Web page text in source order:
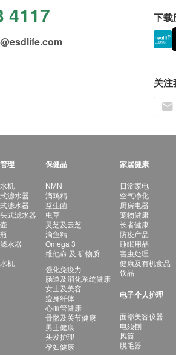
4117 下载
关注
理
机
滤水器
滤水器
式滤水器
水器
机
保健品
NMN
滴鸡精
益生菌
虫草
灵芝及云芝
滴鱼精
Omega 3
维他命 及 矿物质
强化免疫力
肠道及消化系统健康
女士及美容
瘦身纤体
心血管健康
骨骼及关节健康
男士健康
头发护理
孕妇健康
家居健康
日常家电
空气净化
厨房电器
宠物健康
长者健康
防疫产品
睡眠用品
害虫处理
健康及有机食品
饮品
电子个人护理
面部美容仪器
电须刨
风筒
脱毛器